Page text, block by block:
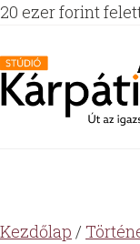
20 ezer forint
Kezdőlap /